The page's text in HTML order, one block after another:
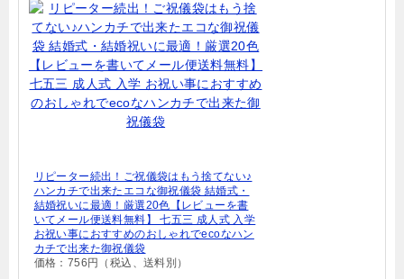
リピーター続出！ご祝儀袋はもう捨てない♪
ハンカチで出来たエコな御祝儀袋 結婚式・
結婚祝いに最適！厳選20色【レビューを書
いてメール便送料無料】 七五三 成人式 入学
お祝い事におすすめのおしゃれでecoなハン
カチで出来た御祝儀袋
価格：756円（税込、送料別）